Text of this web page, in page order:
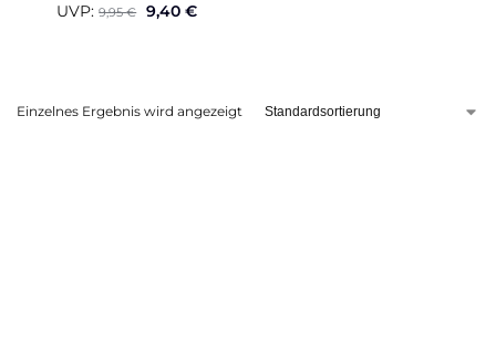
UVP: 9,95€ 9,40 €
Einzelnes Ergebnis wird angezeigt